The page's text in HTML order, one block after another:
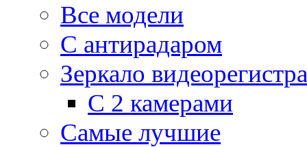
Все модели
C антирадаром
Зеркало
С 2 камерами
Самые лучшие